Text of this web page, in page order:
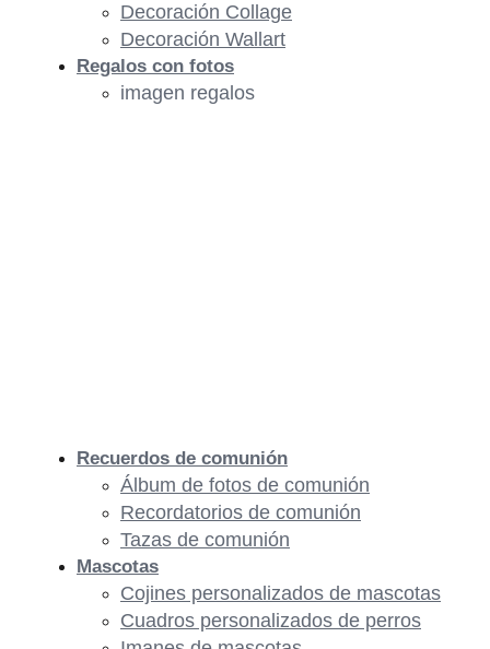
Decoración Collage
Decoración Wallart
Regalos con fotos
imagen regalos
Recuerdos de comunión
Álbum de fotos de comunión
Recordatorios de comunión
Tazas de comunión
Mascotas
Cojines personalizados de mascotas
Cuadros personalizados de perros